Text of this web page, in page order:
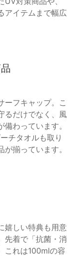
アイテムまで幅広
ーフキャップ。こ
るだけでなく、風
わっています。
チタオルも取り
揃っています。
嬉しい特典も用意
先着で「抗菌・消
これは100mlの容